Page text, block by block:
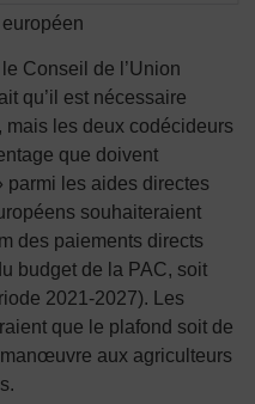
Conseil de l’Union
qu’il est nécessaire
mais les deux codécideurs
que doivent
parmi les aides directes
souhaiteraient
des paiements directs
budget de la PAC, soit
2021-2027). Les
que le plafond soit de
aux agriculteurs